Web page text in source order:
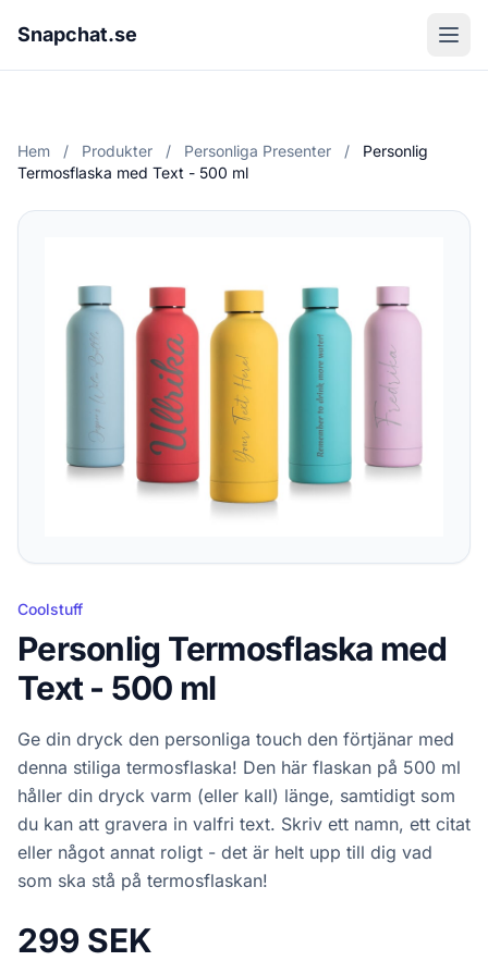
Snapchat.se
Hem / Produkter / Personliga Presenter /
Personlig
Termosflaska med Text - 500 ml
Coolstuff
Personlig Termosflaska med
Text - 500 ml
Ge din dryck den personliga touch den förtjänar med
denna stiliga termosflaska! Den här flaskan på 500 ml
håller din dryck varm (eller kall) länge, samtidigt som
du kan att gravera in valfri text. Skriv ett namn, ett citat
eller något annat roligt - det är helt upp till dig vad
som ska stå på termosflaskan!
299 SEK